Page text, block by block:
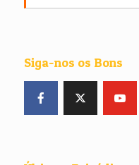
Siga-nos os Bons